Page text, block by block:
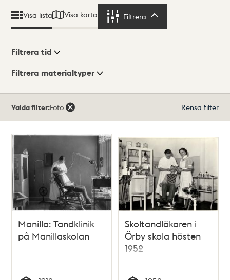
Visa lista Visa karta Filtrera
Visningsläge
Filtrera tid
Filtrera materialtyper
träffar
Valda filter:Foto Rensa filter
Manilla: Tandklinik
på Manillaskolan
Skoltandläkaren i
Örby skola hösten
1952